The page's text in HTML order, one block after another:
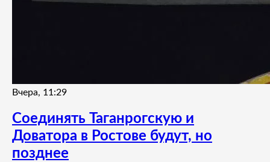
Вчера, 11:29
Соединять Таганрогскую и
Доватора в Ростове будут, но
позднее